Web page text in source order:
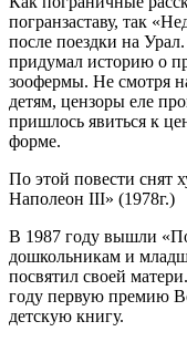
погранзаставу, так
после поездки на
придумал историю о
зоофермы. Не смотря
детям, цензоры еле
пришлось явиться к
форме.
По этой повести снят
Наполеон III» (1978г.)
В 1987 году вышли
дошкольникам и
посвятил своей
году первую премию
детскую книгу.